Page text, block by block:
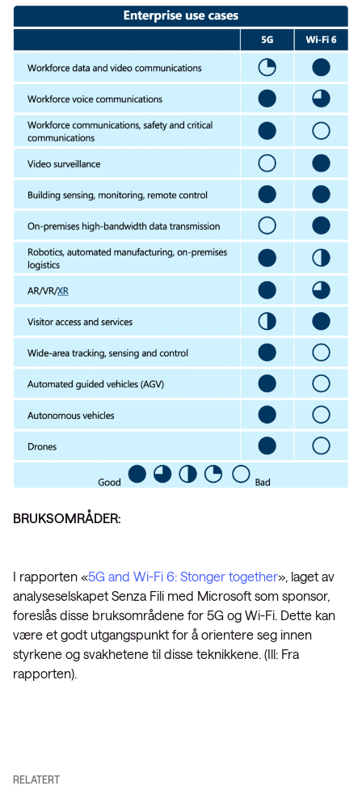
BRUKSOMRÅDER:
I rapporten «5G and Wi-Fi 6: Stonger together», laget av
analyseselskapet Senza Fili med Microsoft som sponsor,
foreslås disse bruksområdene for 5G og Wi-Fi. Dette kan
være et godt utgangspunkt for å orientere seg innen
styrkene og svakhetene til disse teknikkene. (Ill: Fra
rapporten).
RELATERT